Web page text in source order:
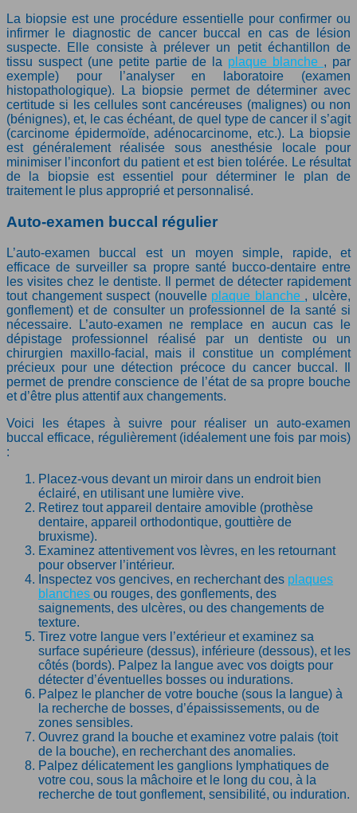
La biopsie est une procédure essentielle pour confirmer ou
infirmer le diagnostic de cancer buccal en cas de lésion
suspecte. Elle consiste à prélever un petit échantillon de
tissu suspect (une petite partie de la plaque blanche , par
exemple) pour l’analyser en laboratoire (examen
histopathologique). La biopsie permet de déterminer avec
certitude si les cellules sont cancéreuses (malignes) ou non
(bénignes), et, le cas échéant, de quel type de cancer il s’agit
(carcinome épidermoïde, adénocarcinome, etc.). La biopsie
est généralement réalisée sous anesthésie locale pour
minimiser l’inconfort du patient et est bien tolérée. Le résultat
de la biopsie est essentiel pour déterminer le plan de
traitement le plus approprié et personnalisé.
Auto-examen buccal régulier
L’auto-examen buccal est un moyen simple, rapide, et
efficace de surveiller sa propre santé bucco-dentaire entre
les visites chez le dentiste. Il permet de détecter rapidement
tout changement suspect (nouvelle plaque blanche , ulcère,
gonflement) et de consulter un professionnel de la santé si
nécessaire. L’auto-examen ne remplace en aucun cas le
dépistage professionnel réalisé par un dentiste ou un
chirurgien maxillo-facial, mais il constitue un complément
précieux pour une détection précoce du cancer buccal. Il
permet de prendre conscience de l’état de sa propre bouche
et d’être plus attentif aux changements.
Voici les étapes à suivre pour réaliser un auto-examen
buccal efficace, régulièrement (idéalement une fois par mois)
:
Placez-vous devant un miroir dans un endroit bien
éclairé, en utilisant une lumière vive.
Retirez tout appareil dentaire amovible (prothèse
dentaire, appareil orthodontique, gouttière de
bruxisme).
Examinez attentivement vos lèvres, en les retournant
pour observer l’intérieur.
Inspectez vos gencives, en recherchant des plaques
blanches ou rouges, des gonflements, des
saignements, des ulcères, ou des changements de
texture.
Tirez votre langue vers l’extérieur et examinez sa
surface supérieure (dessus), inférieure (dessous), et les
côtés (bords). Palpez la langue avec vos doigts pour
détecter d’éventuelles bosses ou indurations.
Palpez le plancher de votre bouche (sous la langue) à
la recherche de bosses, d’épaississements, ou de
zones sensibles.
Ouvrez grand la bouche et examinez votre palais (toit
de la bouche), en recherchant des anomalies.
Palpez délicatement les ganglions lymphatiques de
votre cou, sous la mâchoire et le long du cou, à la
recherche de tout gonflement, sensibilité, ou induration.